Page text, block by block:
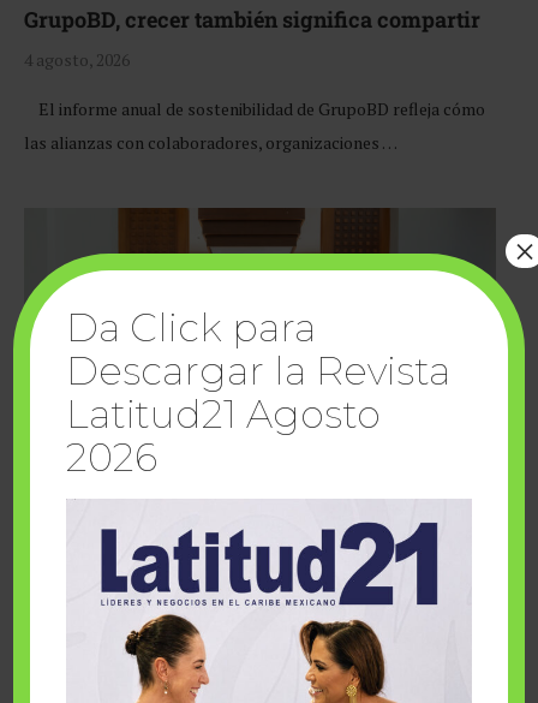
GrupoBD, crecer también significa compartir
4 agosto, 2026
El informe anual de sostenibilidad de GrupoBD refleja cómo
las alianzas con colaboradores, organizaciones …
Cuando la solidaridad inspira; cumplen
sueños Fairmont Mayakoba y Make-A-Wish
Da Click para
Descargar la Revista
Latitud21 Agosto
2026
×